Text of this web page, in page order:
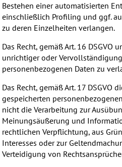
Bestehen einer automatisierten
einschließlich Profiling und ggf.
zu deren Einzelheiten verlangen.
Das Recht, gemäß Art. 16 DSGVO
unrichtiger oder
personenbezogenen Daten zu
Das Recht, gemäß Art. 17 DSGVO
gespeicherten
nicht die Verarbeitung zur
Meinungsäußerung und
rechtlichen Verpflichtung, aus
Interesses oder zur
Verteidigung von